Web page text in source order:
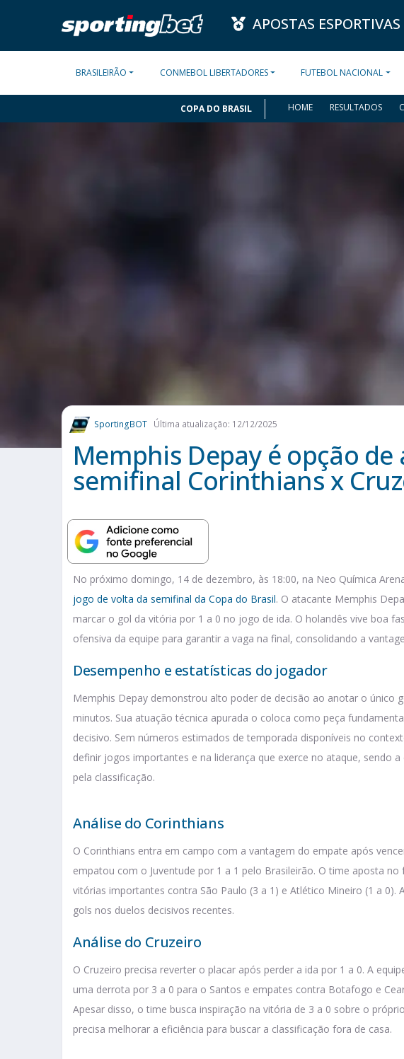
APOSTAS ESPORTIVAS
BRASILEIRÃO CONMEBOL LIBERTADORES FUTEBOL NACIONAL
COPA DO BRASIL HOME RESULTADOS
SportingBOT Última atualização: 12/12/2025
Memphis Depay é opção de
semifinal Corinthians x
No próximo domingo, 14 de dezembro, às 18:00, na Neo Química
jogo de volta da semifinal da Copa do Brasil. O atacante Memphis
marcar o gol da vitória por 1 a 0 no jogo de ida. O holandês vive boa
ofensiva da equipe para garantir a vaga na final, consolidando a
Desempenho e estatísticas do jogador
Memphis Depay demonstrou alto poder de decisão ao anotar o único
minutos. Sua atuação técnica apurada o coloca como peça
decisivo. Sem números estimados de temporada disponíveis no
definir jogos importantes e na liderança que exerce no ataque, sendo
pela classificação.
Análise do Corinthians
O Corinthians entra em campo com a vantagem do empate após
empatou com o Juventude por 1 a 1 pelo Brasileirão. O time aposta
vitórias importantes contra São Paulo (3 a 1) e Atlético Mineiro (1 a 0).
gols nos duelos decisivos recentes.
Análise do Cruzeiro
O Cruzeiro precisa reverter o placar após perder a ida por 1 a 0. A
uma derrota por 3 a 0 para o Santos e empates contra Botafogo e
Apesar disso, o time busca inspiração na vitória de 3 a 0 sobre o
precisa melhorar a eficiência para buscar a classificação fora de casa.